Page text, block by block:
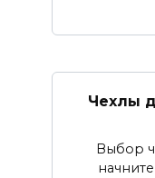
Чехлы
Выбор